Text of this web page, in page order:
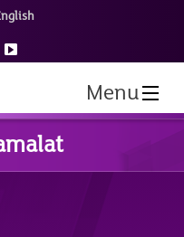
Menu